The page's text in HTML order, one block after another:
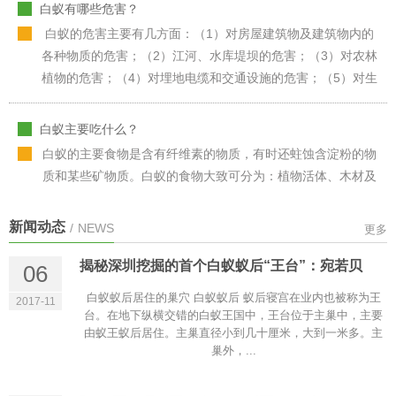
各种物质的危害；（2）江河、水库堤坝的危害；（3）对农林
植物的危害；（4）对埋地电缆和交通设施的危害；（5）对生
态坏境的危
质和某些矿物质。白蚁的食物大致可分为：植物活体、木材及
木制品、纸张、布匹等其它含纤维索的物品、橡胶、塑料、沥
白蚁进入房屋建筑的主要途径有哪些？
白蚁主要通过以下三种方式进入建筑物： 一是白蚁工蚁在墙体
内修筑蚁路通过混凝土墙进入建筑内危害；二是通过各种地下
管线等通道进入建筑物；
用一般卫生杀虫剂防治白蚁可以吗？
更多
新闻动态 / NEWS
06
2017-11
揭秘深圳挖掘的首个白蚁蚁后“王台”：宛若贝
白蚁蚁后居住的巢穴 白蚁蚁后 蚁后寝宫在业内也被称为王
台。在地下纵横交错的白蚁王国中，王台位于主巢中，主要
由蚁王蚁后居住。主巢直径小到几十厘米，大到一米多。主
巢外，...